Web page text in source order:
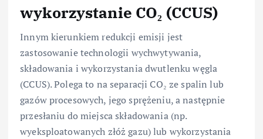
wykorzystanie CO₂ (CCUS)
Innym kierunkiem redukcji emisji jest
zastosowanie technologii wychwytywania,
składowania i wykorzystania dwutlenku węgla
(CCUS). Polega to na separacji CO₂ ze spalin lub
gazów procesowych, jego sprężeniu, a następnie
przesłaniu do miejsca składowania (np.
wyeksploatowanych złóż gazu) lub wykorzystania